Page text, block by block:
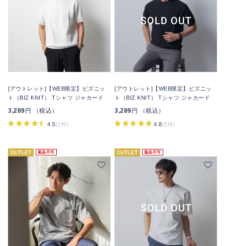
[アウトレット]【WEB限定】ビズニッ
ト（BIZ KNIT） Tシャツ ジャカード
3,289円 （税込）
4.5(2件)
[アウトレット]【WEB限定】ビズニッ
ト（BIZ KNIT） Tシャツ ジャカード
3,289円 （税込）
4.8(5件)
返品不可 返品不可